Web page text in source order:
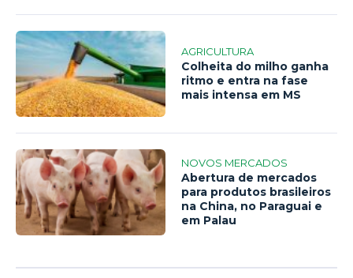
AGRICULTURA
Colheita do milho ganha
ritmo e entra na fase
mais intensa em MS
NOVOS MERCADOS
Abertura de mercados
para produtos brasileiros
na China, no Paraguai e
em Palau